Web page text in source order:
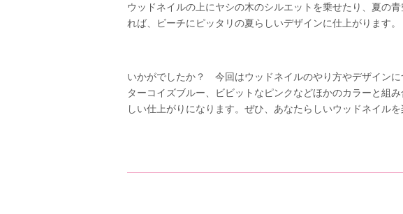
ウッドネイルの上にヤシの木のシルエットを乗せたり、夏の
れば、ビーチにピッタリの夏らしいデザインに仕上がります。
いかがでしたか？ 今回はウッドネイルのやり方やデザイン
ターコイズブルー、ビビットなピンクなどほかのカラーと組
しい仕上がりになります。ぜひ、あなたらしいウッドネイル